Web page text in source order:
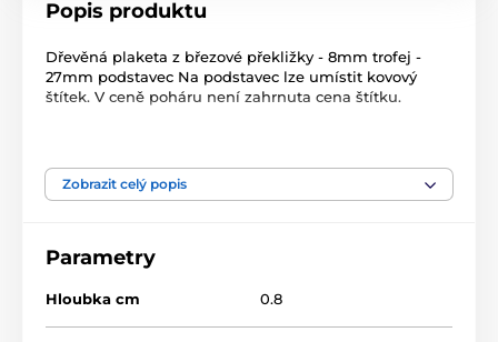
Popis produktu
Dřevěná plaketa z březové překližky - 8mm trofej -
27mm podstavec Na podstavec lze umístit kovový
štítek. V ceně poháru není zahrnuta cena štítku.
Roztleskávačky Dřevěné trofeje
Zobrazit celý popis
Parametry
Hloubka cm 0.8